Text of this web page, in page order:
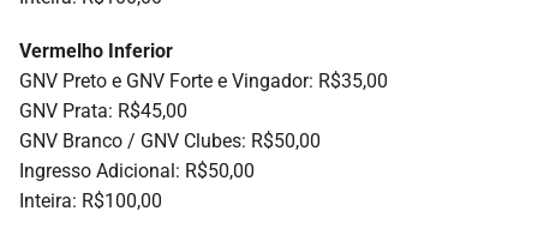
Vermelho Inferior
GNV Preto e GNV Forte e Vingador: R$35,00
GNV Prata: R$45,00
GNV Branco / GNV Clubes: R$50,00
Ingresso Adicional: R$50,00
Inteira: R$100,00